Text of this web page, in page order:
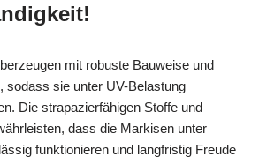
mit robuste Bauweise und
sodass sie unter UV-Belastung
Die strapazierfähigen Stoffe und
dass die Markisen unter
funktionieren und langfristig Freude